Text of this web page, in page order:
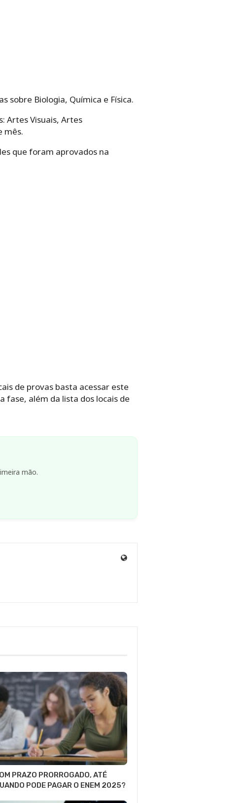
sobre Biologia, Química e Física.
Artes Visuais, Artes
mês.
que foram aprovados na
de provas basta acessar este
fase, além da lista dos locais de
mão.
Site
PRAZO PRORROGADO, ATÉ
PODE PAGAR O ENEM 2025?